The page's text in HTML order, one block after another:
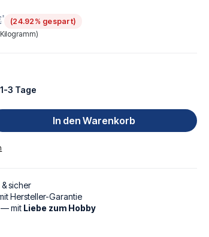
*
(24.92% gespart)
Kilogramm)
1-3 Tage
den gewünschten Wert ein
In den Warenkorb
sicher
Hersteller-Garantie
— mit Liebe zum Hobby